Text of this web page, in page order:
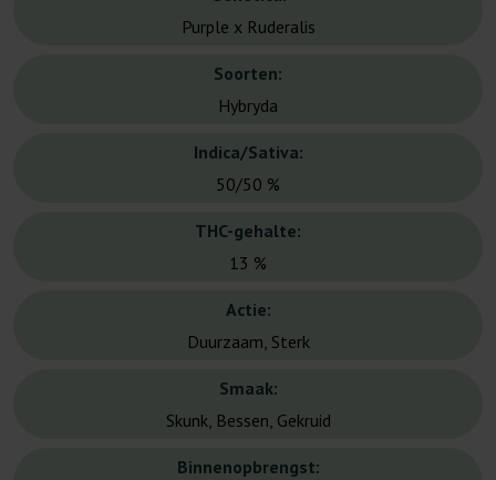
Purple x Ruderalis
Soorten:
Hybryda
Indica/Sativa:
50/50 %
THC-gehalte:
13 %
Actie:
Duurzaam, Sterk
Smaak:
Skunk, Bessen, Gekruid
Binnenopbrengst: